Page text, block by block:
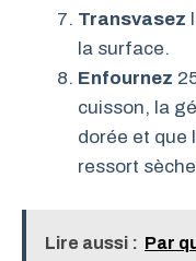
Transvasez
la surface.
Enfournez
cuisson, la
dorée et que
ressort
Lire aussi : Par